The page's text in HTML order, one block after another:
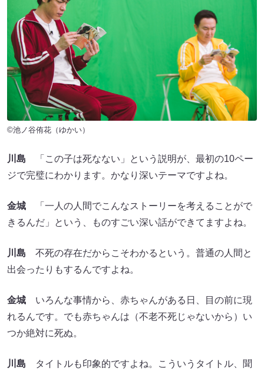
©池ノ谷侑花（ゆかい）
川島 「この子は死なない」という説明が、最初の10ペー
ジで完璧にわかります。かなり深いテーマですよね。
金城 「一人の人間でこんなストーリーを考えることがで
きるんだ」という、ものすごい深い話ができてますよね。
川島 不死の存在だからこそわかるという。普通の人間と
出会ったりもするんですよね。
金城 いろんな事情から、赤ちゃんがある日、目の前に現
れるんです。でも赤ちゃんは（不老不死じゃないから）い
つか絶対に死ぬ。
川島 タイトルも印象的ですよね。こういうタイトル、聞